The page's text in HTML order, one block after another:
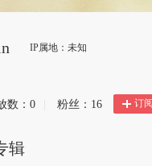
IP属地：未知
数： 0 粉丝： 16 订
辑